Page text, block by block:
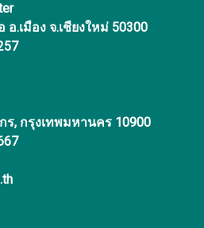
.เมือง จ.เชียงใหม่ 50300
, กรุงเทพมหานคร 10900